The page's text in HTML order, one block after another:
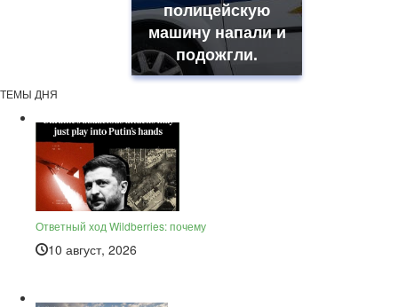
полицейскую
машину напали и
подожгли.
ТЕМЫ ДНЯ
Ответный ход Wildberries: почему
10 август, 2026